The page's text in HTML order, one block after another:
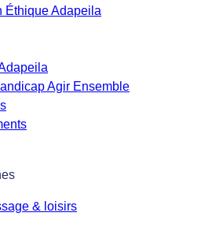
Éthique Adapeila
Agir Ensemble
& loisirs